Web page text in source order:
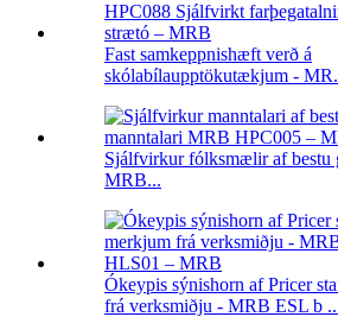
Fast samkeppnishæft verð á
skólabílaupptökutækjum -
Sjálfvirkur fólksmælir af bestu
MRB...
Ókeypis sýnishorn af Pricer
frá verksmiðju - MRB ESL b